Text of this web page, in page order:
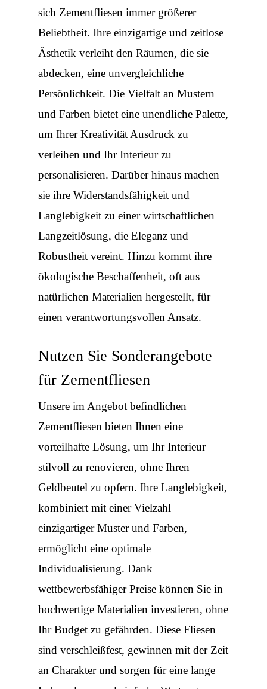
sich Zementfliesen immer größerer
Beliebtheit. Ihre einzigartige und zeitlose
Ästhetik verleiht den Räumen, die sie
abdecken, eine unvergleichliche
Persönlichkeit. Die Vielfalt an Mustern
und Farben bietet eine unendliche Palette,
um Ihrer Kreativität Ausdruck zu
verleihen und Ihr Interieur zu
personalisieren. Darüber hinaus machen
sie ihre Widerstandsfähigkeit und
Langlebigkeit zu einer wirtschaftlichen
Langzeitlösung, die Eleganz und
Robustheit vereint. Hinzu kommt ihre
ökologische Beschaffenheit, oft aus
natürlichen Materialien hergestellt, für
einen verantwortungsvollen Ansatz.
Nutzen Sie Sonderangebote
für Zementfliesen
Unsere im Angebot befindlichen
Zementfliesen bieten Ihnen eine
vorteilhafte Lösung, um Ihr Interieur
stilvoll zu renovieren, ohne Ihren
Geldbeutel zu opfern. Ihre Langlebigkeit,
kombiniert mit einer Vielzahl
einzigartiger Muster und Farben,
ermöglicht eine optimale
Individualisierung. Dank
wettbewerbsfähiger Preise können Sie in
hochwertige Materialien investieren, ohne
Ihr Budget zu gefährden. Diese Fliesen
sind verschleißfest, gewinnen mit der Zeit
an Charakter und sorgen für eine lange